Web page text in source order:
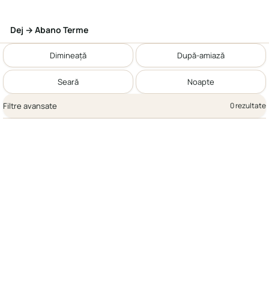
Dej → Abano Terme
Dimineață După-amiază
Seară Noapte
Filtre avansate 0 rezultate